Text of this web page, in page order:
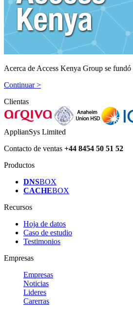
Acerca de Access Kenya Group se
Continuar >
Clientas
ApplianSys Limited
Contacto de ventas +44 8454 50 51 52
Productos
DNSBOX
CACHEBOX
Recursos
Hoja de datos
Caso de estudio
Testimonios
Empresas
Empresas
Noticias
Lideres
Carerras